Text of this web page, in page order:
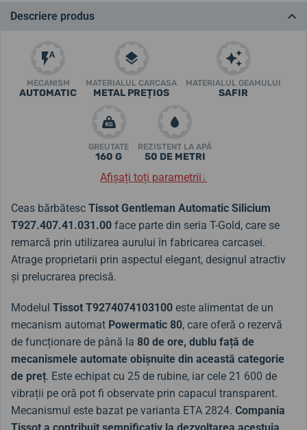
Descriere produs
MECANISM
AUTOMATIC
MATERIALUL CARCASA
METAL PREȚIOS
MATERIALUL GEAMULUI
SAFIR
GREUTATE
160 G
REZISTENT LA APĂ
50 DE METRI
Afișați toți parametrii↓
Ceas bărbătesc Tissot Gentleman Automatic Silicium
T927.407.41.031.00 face parte din seria T-Gold, care se
remarcă prin utilizarea aurului în fabricarea carcasei.
Atrage proprietarii prin aspectul elegant, designul atractiv
și prelucrarea precisă.
Modelul Tissot T9274074103100 este alimentat de un
mecanism automat Powermatic 80, care oferă o rezervă
de funcționare de până la 80 de ore, dublu față de
mecanismele automate obișnuite din această categorie
de preț. Este echipat cu 25 de rubine, iar cele 21 600 de
vibrații pe oră pot fi observate prin capacul transparent.
Mecanismul este bazat pe varianta ETA 2824. Compania